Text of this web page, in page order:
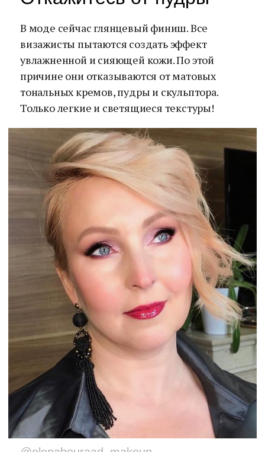
В моде сейчас глянцевый финиш. Все
визажисты пытаются создать эффект
увлажненной и сияющей кожи. По этой
причине они отказываются от матовых
тональных кремов, пудры и скульптора.
Только легкие и светящиеся текстуры!